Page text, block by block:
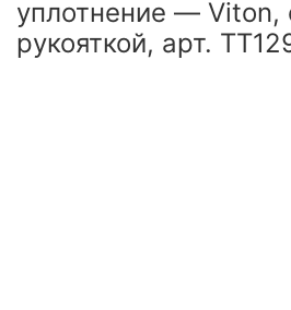
уплотнение — Viton,
рукояткой, арт.